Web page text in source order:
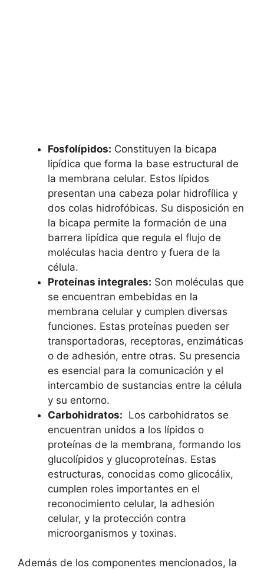
Fosfolípidos: Constituyen la bicapa⁢
lipídica ⁢que forma la base⁣ estructural de
la membrana‍ celular. Estos lípidos⁢
presentan una cabeza ⁣polar‌ hidrofílica y
dos colas ‍hidrofóbicas. Su disposición en
la ‍bicapa permite la formación de una
barrera lipídica que regula el flujo de⁣
moléculas hacia dentro y ​fuera‍ de la
célula.
Proteínas integrales: Son moléculas que
se ⁤encuentran embebidas en la
membrana celular y cumplen diversas
funciones. Estas proteínas pueden ser
transportadoras, receptoras, enzimáticas
o de adhesión, entre otras. ⁣Su presencia
es ‍esencial para la comunicación y ⁣el
intercambio‍ de sustancias entre⁢ la célula
y su ⁢entorno.
Carbohidratos: ‍ Los carbohidratos se
⁤encuentran unidos ​a⁢ los lípidos o
proteínas de la membrana, ‌formando los​
glucolípidos y glucoproteínas. Estas
estructuras, conocidas como​ glicocálix,
cumplen roles importantes en el
reconocimiento celular, la adhesión‍
celular, y la protección contra
⁣microorganismos y ‌toxinas.
Además de los componentes mencionados, la ​